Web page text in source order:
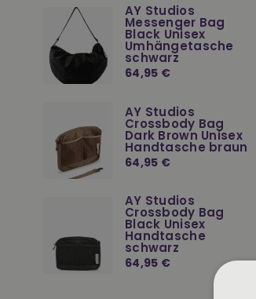
AY Studios
Messenger Bag
Black Unisex
Umhängetasche
schwarz
Normaler
Preis
64,95 €
AY Studios
Crossbody Bag
Dark Brown Unisex
Handtasche braun
Normaler
Preis
64,95 €
AY Studios
Crossbody Bag
Black Unisex
Handtasche
schwarz
Normaler
Preis
64,95 €